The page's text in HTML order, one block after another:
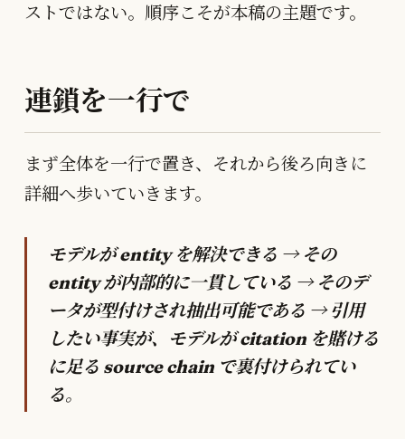
ストではない。順序こそが本稿の主題です。
連鎖を一行で
まず全体を一行で置き、それから後ろ向きに
詳細へ歩いていきます。
モデルが entity を解決できる → その
entity が内部的に一貫している → そのデ
ータが型付けされ抽出可能である → 引用
したい事実が、モデルが citation を賭ける
に足る source chain で裏付けられてい
る。